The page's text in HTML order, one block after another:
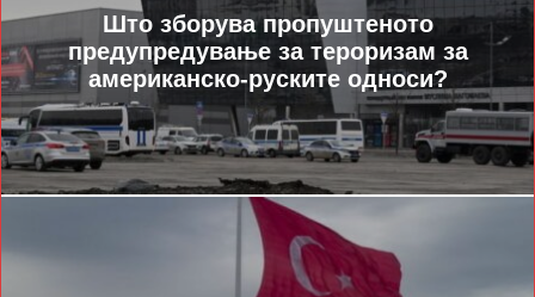
Што зборува пропуштеното
предупредување за тероризам за
американско-руските односи?